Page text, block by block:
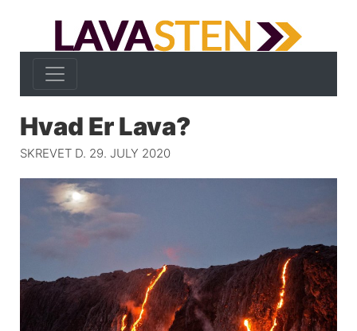
Hvad Er Lava?
SKREVET D. 29. JULY 2020